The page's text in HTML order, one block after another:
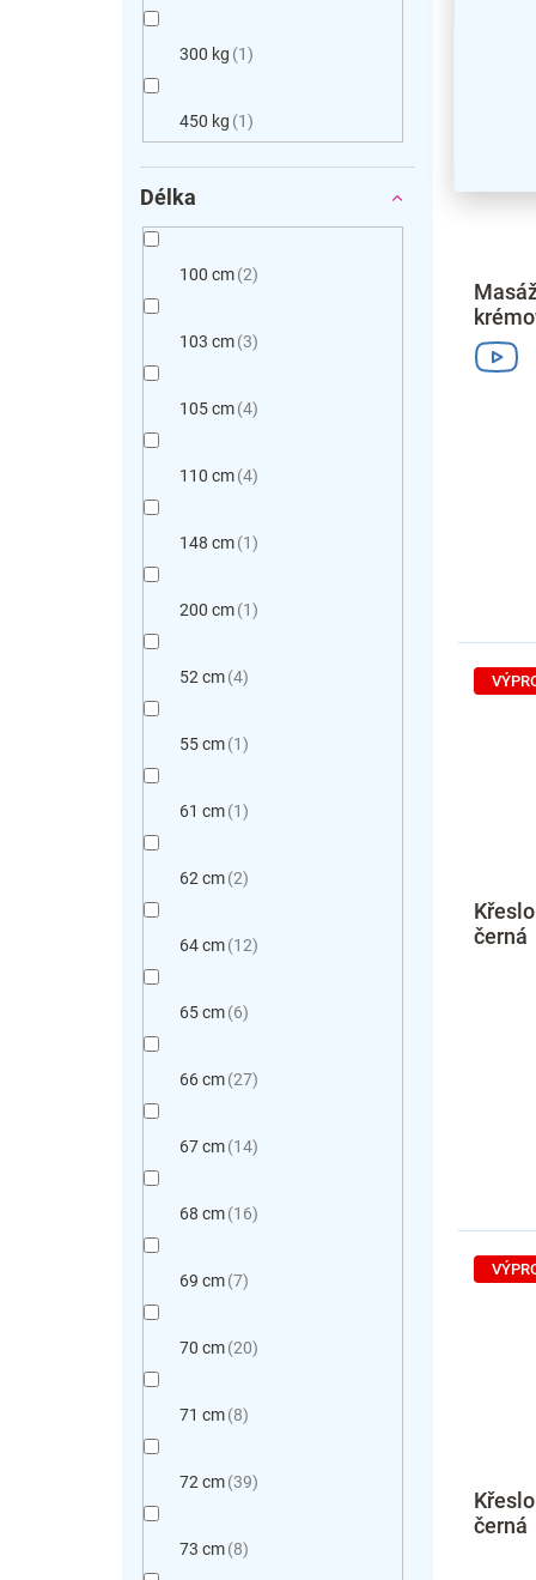
300 kg 1
450 kg 1
Délka
100 cm 2
103 cm 3
105 cm 4
110 cm 4
148 cm 1
200 cm 1
52 cm 4
55 cm 1
61 cm 1
62 cm 2
64 cm 12
65 cm 6
66 cm 27
67 cm 14
68 cm 16
69 cm 7
70 cm 20
71 cm 8
72 cm 39
73 cm 8
černá
černá